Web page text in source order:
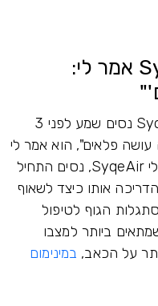
"מטופל במשאף SyqeAir אמר לי:
ומחסנית SyqeAir נסים שמע לפני 3
פלאים", הוא אמר לי
ואני הסכמתי לנסות." כמו כל מטופלי SyqeAir, נסים התחיל
אותו כיצד לשאוף
הגוף לטיפול
ביותר למצבו
על הכאב, במינימום